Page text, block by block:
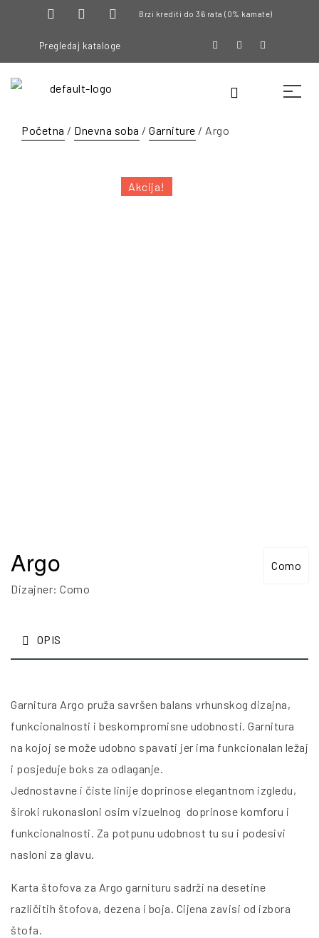
Brzi krediti do 36 rata (0% kamate)
Pregledaj kataloge
Početna / Dnevna soba / Garniture / Argo
Akcija!
Como
Argo
Dizajner: Como
OPIS
Garnitura Argo pruža savršen balans vrhunskog dizajna,
funkcionalnosti i beskompromisne udobnosti. Garnitura
na kojoj se može udobno spavati jer ima funkcionalan ležaj
i posjeduje boks za odlaganje.
Jednostavne i čiste linije doprinose elegantnom izgledu,
široki rukonasloni osim vizuelnog doprinose komforu i
funkcionalnosti. Za potpunu udobnost tu su i podesivi
nasloni za glavu.
Karta štofova za Argo garnituru sadrži na desetine
različitih štofova, dezena i boja. Cijena zavisi od izbora
štofa.